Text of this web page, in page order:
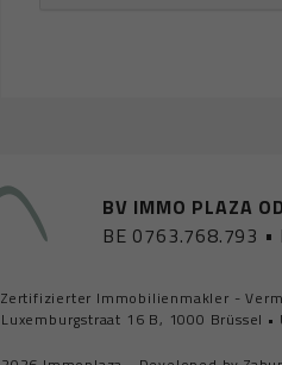
BV IMMO PLAZA
BE 0763.768.793 •
Zertifizierter Immobilienmakler -
Luxemburgstraat 16 B, 1000 Brüssel •